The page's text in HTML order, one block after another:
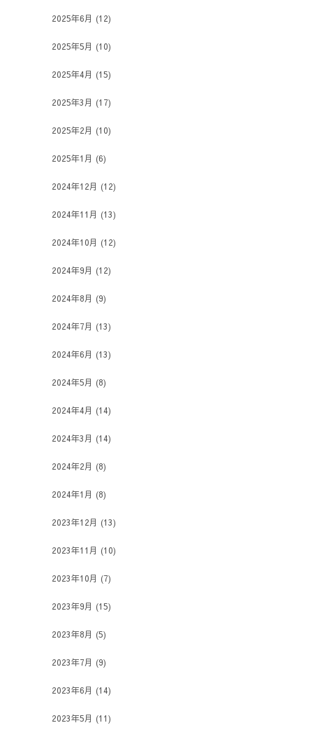
2025年6月 (12)
2025年5月 (10)
2025年4月 (15)
2025年3月 (17)
2025年2月 (10)
2025年1月 (6)
2024年12月 (12)
2024年11月 (13)
2024年10月 (12)
2024年9月 (12)
2024年8月 (9)
2024年7月 (13)
2024年6月 (13)
2024年5月 (8)
2024年4月 (14)
2024年3月 (14)
2024年2月 (8)
2024年1月 (8)
2023年12月 (13)
2023年11月 (10)
2023年10月 (7)
2023年9月 (15)
2023年8月 (5)
2023年7月 (9)
2023年6月 (14)
2023年5月 (11)